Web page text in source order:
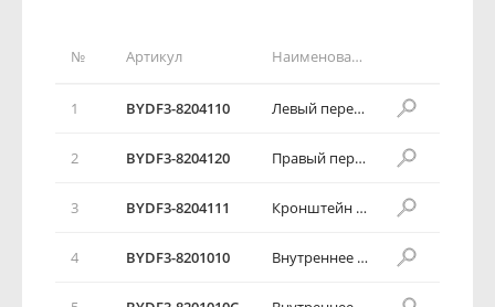
№ Артикул Наименование детали
1 BYDF3-8204110 Левый передний солнцезащитный козырек в сборе
2 BYDF3-8204120 Правый передний солнцезащитный козырек в сборе
3 BYDF3-8204111 Кронштейн переднего солнцезащитного козырька
4 BYDF3-8201010 Внутреннее зеркало заднего обзора